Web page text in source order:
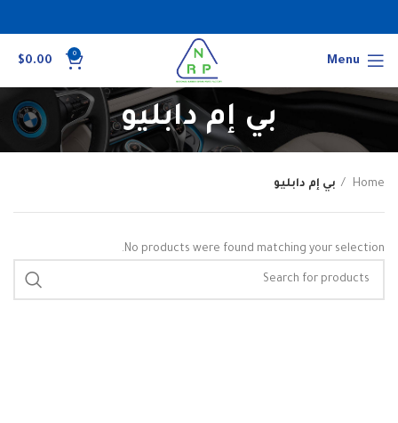
Menu
0
$0.00
بي إم دابليو
Home بي إم دابليو
No products were found matching your selection.